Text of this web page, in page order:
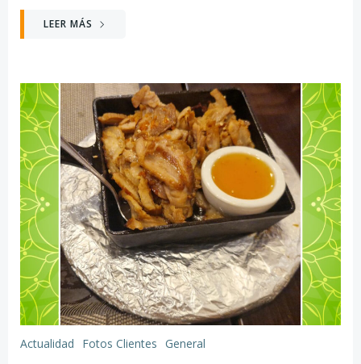
LEER MÁS
Actualidad Fotos Clientes General